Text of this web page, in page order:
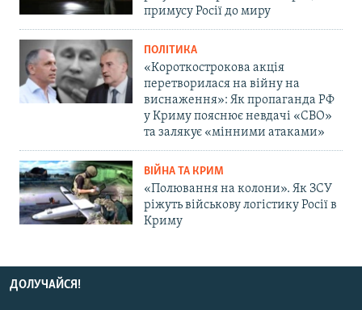
примусу Росії до миру
ПОЛІТИКА
«Короткострокова акція
перетворилася на війну на
виснаження»: Як пропаганда РФ
у Криму пояснює невдачі «СВО»
та залякує «мінними атаками»
ВІЙНА ТА КРИМ
«Полювання на колони». Як ЗСУ
ріжуть військову логістику Росії в
Криму
ДОЛУЧАЙСЯ!